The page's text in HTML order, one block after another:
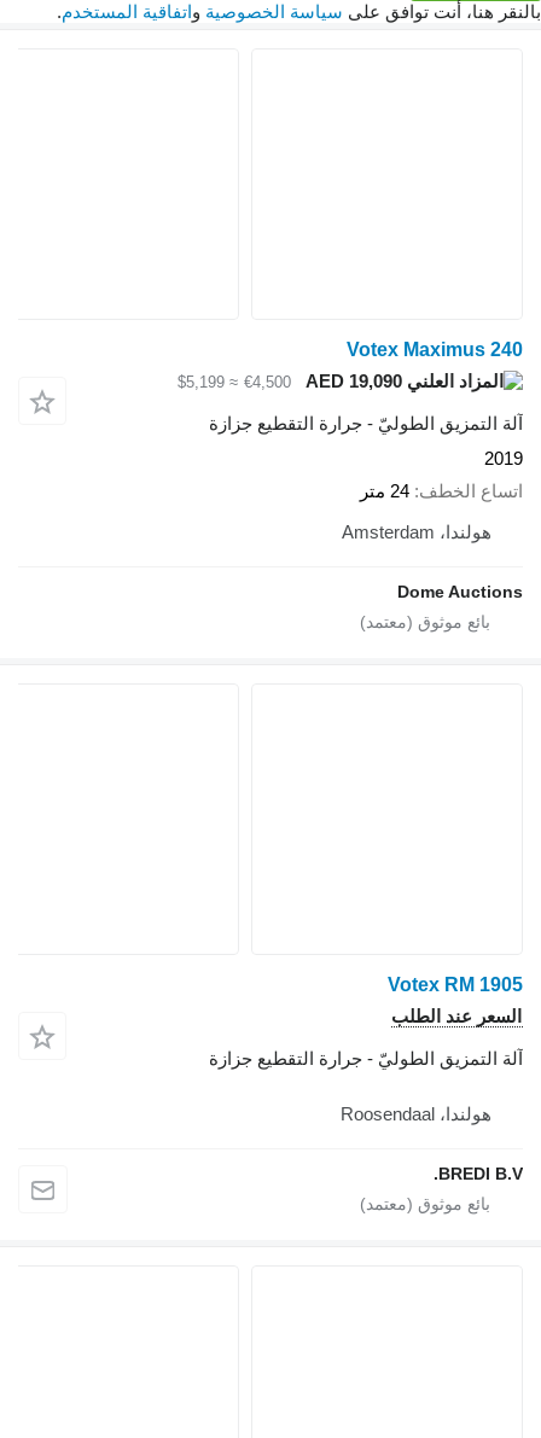
بالنقر هنا، أنت توافق على سياسة الخصوصية واتفاقية المستخدم.
Votex Maximus 240
€4,500
≈ $5,199
آلة التمزيق الطوليّ - جرارة التقطيع جزازة
2019
اتساع الخطف 24 متر
هولندا، Amsterdam
Dome Auctions
Votex RM 1905
السعر عند الطلب
آلة التمزيق الطوليّ - جرارة التقطيع جزازة
هولندا، Roosendaal
BREDI B.V.